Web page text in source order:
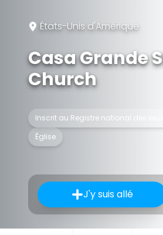
États-Unis d'Amérique
Casa Grande
Church
Inscrit au Registre national des
Église
J'y suis allé